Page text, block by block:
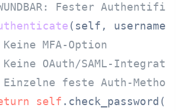
Fester
( self, username,
MFA-Option
OAuth/SAML-
feste Auth-Methode
self